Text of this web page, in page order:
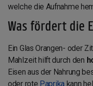
welche die Aufnahme
Was fördert die
Ein Glas Orangen- oder
Mahlzeit hilft durch den
Eisen aus der Nahrung
oder rote Paprika kann